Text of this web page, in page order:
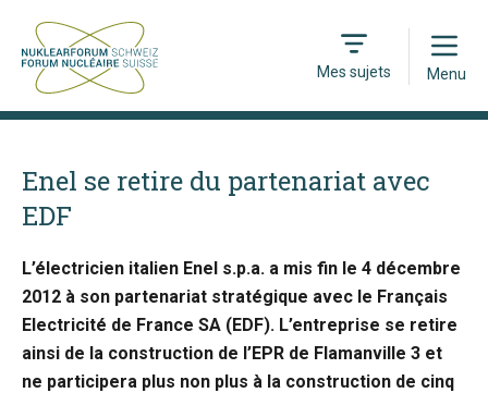
Mes sujets
Open
Menu
Enel se retire du partenariat avec
EDF
L’électricien italien Enel s.p.a. a mis fin le 4 décembre
2012 à son partenariat stratégique avec le Français
Electricité de France SA (EDF). L’entreprise se retire
ainsi de la construction de l’EPR de Flamanville 3 et
ne participera plus non plus à la construction de cinq